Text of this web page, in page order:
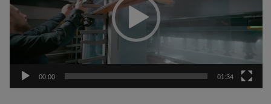
00:00 01:34